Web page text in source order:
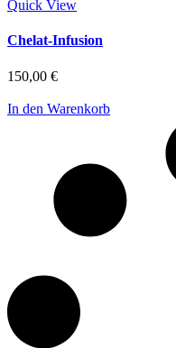
Quick View
Chelat-Infusion
150,00 €
In den Warenkorb